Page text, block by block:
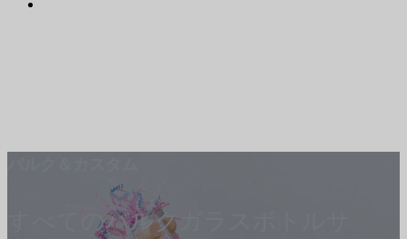
すべてのバルクガラスボトルサ